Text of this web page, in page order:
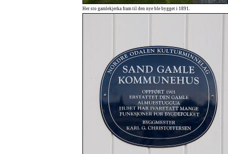
Her sto gamlekjerka fram til den nye ble bygget i 1891.